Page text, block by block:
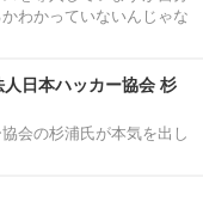
わかっていないんじゃな
人日本ハッカー協会 杉
会の杉浦氏が本気を出し